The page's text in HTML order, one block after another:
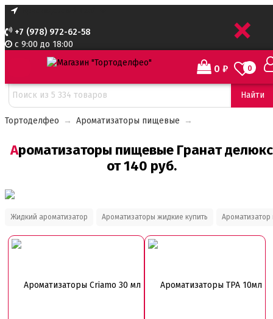
+7 (978) 972-62-58
с 9:00 до 18:00
0
0 ₽
Найти
Тортоделфео → Ароматизаторы пищевые →
Ароматизаторы пищевые Гранат делюкс
от 140 руб.
Жидкий ароматизатор Ароматизаторы жидкие купить
Ароматизаторы Criamo 30 мл Ароматизаторы TPA 10мл
Сортировать:
+